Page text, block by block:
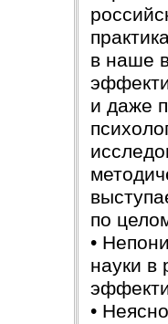
в наше
и даже
по
•
науки в
•